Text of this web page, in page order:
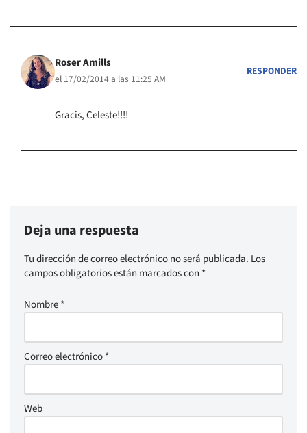
Roser Amills
el 17/02/2014 a las 11:25 AM
RESPONDER
Gracis, Celeste!!!!
Deja una respuesta
Tu dirección de correo electrónico no será publicada. Los
campos obligatorios están marcados con *
Nombre*
Correo electrónico*
Web